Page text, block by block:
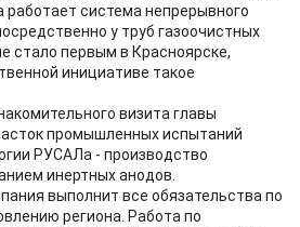
работает система непрерывного
у труб газоочистных
стало первым в Красноярске,
инициативе такое
визита главы
промышленных испытаний
РУСАЛа - производство
инертных анодов.
выполнит все обязательства по
региона. Работа по